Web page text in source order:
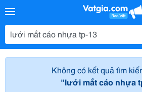
Không có kết quả tìm
"lưới mắt cáo nhựa